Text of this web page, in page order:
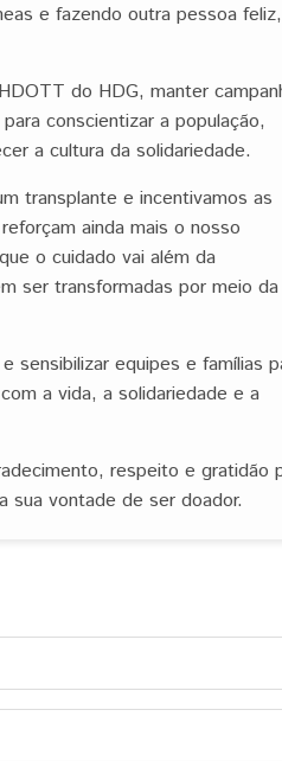
e fazendo outra pessoa feliz,
do HDG, manter
conscientizar a população,
a cultura da solidariedade.
transplante e incentivamos as
ainda mais o nosso
o cuidado vai além da
ser transformadas por meio da
sensibilizar equipes e famílias
a vida, a solidariedade e a
respeito e gratidão
sua vontade de ser doador.